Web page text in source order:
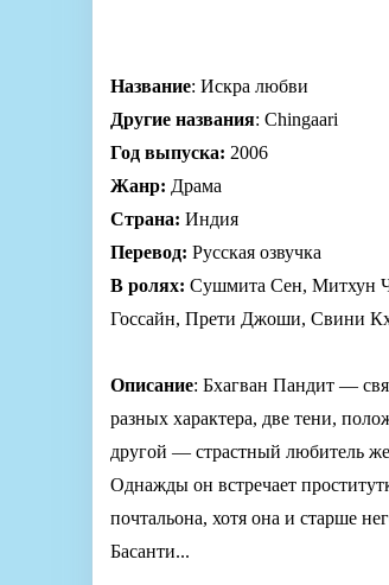
Название: Искра любви
Другие названия: Chingaari
Год выпуска: 2006
Жанр: Драма
Страна: Индия
Перевод: Русская озвучка
В ролях: Сушмита Сен, Митхун
Госсайн, Прети Джоши, Свини
Описание: Бхагван Пандит —
разных характера, две тени,
другой — страстный любитель
Однажды он встречает
почтальона, хотя она и старше
Басанти...